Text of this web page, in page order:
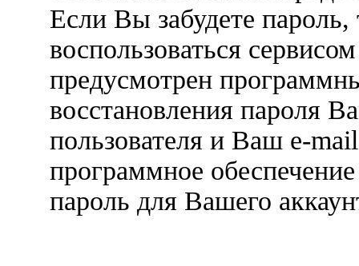
Если Вы забудете
воспользоваться
предусмотрен
восстановления пароля
пользователя и Ваш e-
программное
пароль для Вашего